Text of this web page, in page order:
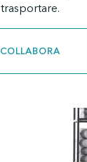
trasportare.
COLLABORA